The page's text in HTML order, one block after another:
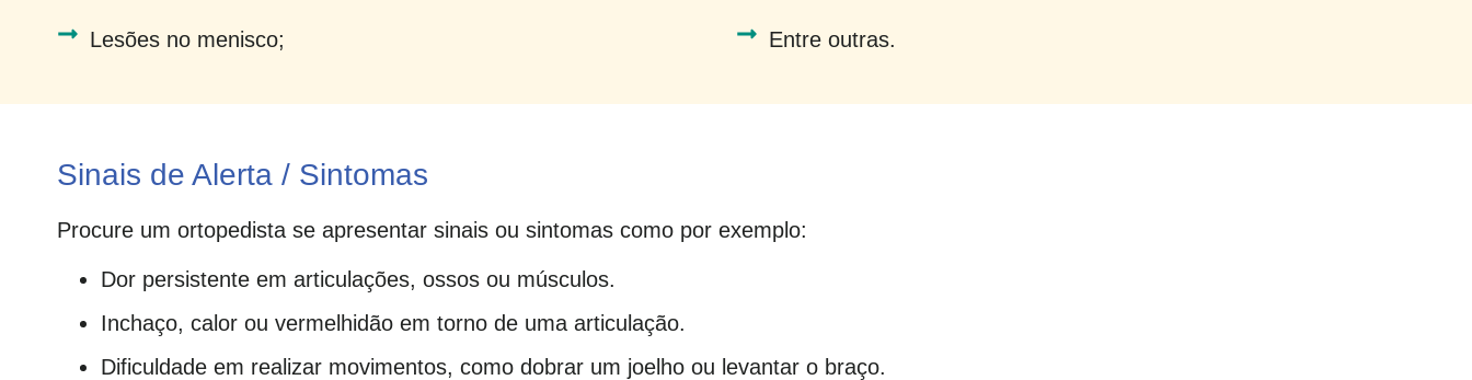
Lesões no menisco; Entre outras.
Sinais de Alerta / Sintomas
Procure um ortopedista se apresentar sinais ou sintomas como por exemplo:
Dor persistente em articulações, ossos ou músculos.
Inchaço, calor ou vermelhidão em torno de uma articulação.
Dificuldade em realizar movimentos, como dobrar um joelho ou levantar o braço.